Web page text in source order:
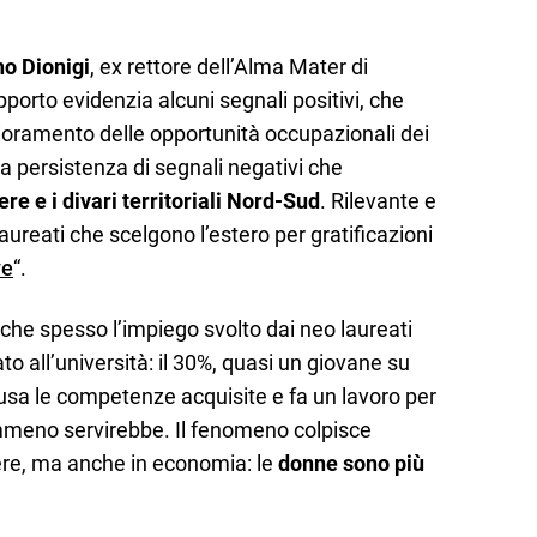
Dionigi, ex rettore dell’Alma Mater di
evidenzia alcuni segnali positivi, che
delle opportunità occupazionali dei
persistenza di segnali negativi che
e i divari territoriali Nord-Sud. Rilevante e
che scelgono l’estero per gratificazioni
“.
spesso l’impiego svolto dai neo laureati
all’università: il 30%, quasi un giovane su
le competenze acquisite e fa un lavoro per
servirebbe. Il fenomeno colpisce
ma anche in economia: le donne sono più